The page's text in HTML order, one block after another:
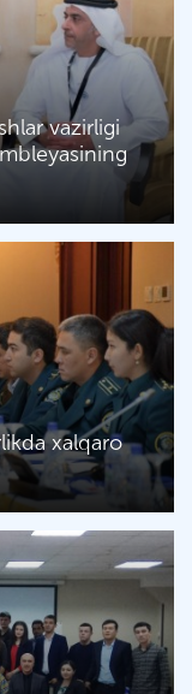
vazirligi
xalqaro